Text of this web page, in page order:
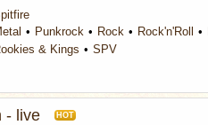
Punkrock Rock Rock'n'Roll
& Kings SPV
- live HOT